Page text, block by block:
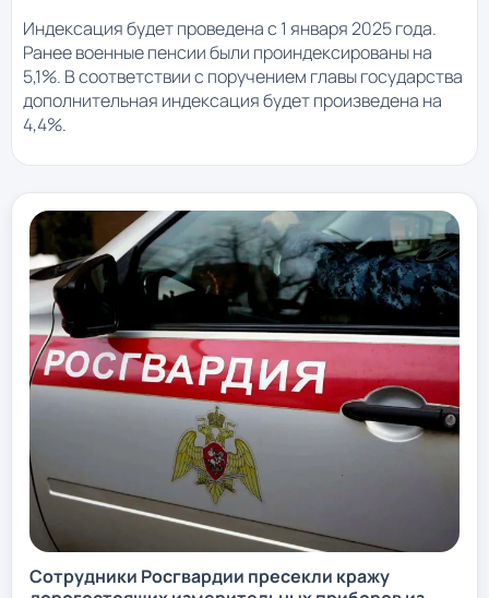
Индексация будет проведена с 1 января 2025 года.
Ранее военные пенсии были проиндексированы на
5,1%. В соответствии с поручением главы государства
дополнительная индексация будет произведена на
4,4%.
Сотрудники Росгвардии пресекли кражу